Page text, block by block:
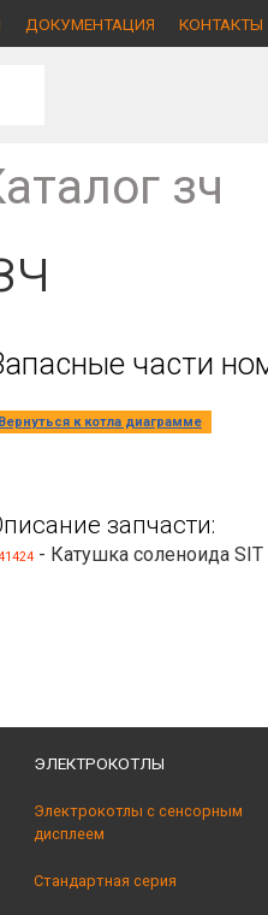
ДОКУМЕНТАЦИЯ КОНТАКТЫ
зч
части
Вернуться к котла диаграмме
запчасти:
- Катушка соленоида SIT
ЭЛЕКТРОКОТЛЫ
Электрокотлы с сенсорным
дисплеем
Стандартная серия